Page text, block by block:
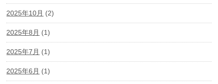
2025年10月 (2)
2025年8月 (1)
2025年7月 (1)
2025年6月 (1)